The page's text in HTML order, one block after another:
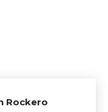
Rockero